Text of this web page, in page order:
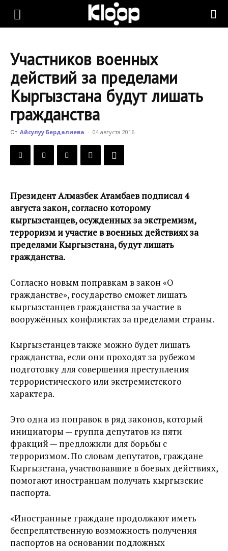
KLOOP.KG
Новости
Кыргызстана
Участников военных
действий за пределами
Кыргызстана будут лишать
гражданства
От Айсулуу Бердалиева - 04 августа 2016
Президент Алмазбек Атамбаев подписал 4
августа закон, согласно которому
кыргызстанцев, осужденных за экстремизм,
терроризм и участие в военных действиях за
пределами Кыргызстана, будут лишать
гражданства.
Согласно новым поправкам в закон «О
гражданстве», государство сможет лишать
кыргызстанцев гражданства за участие в
вооружённых конфликтах за пределами страны.
Кыргызстанцев также можно будет лишать
гражданства, если они проходят за рубежом
подготовку для совершения преступления
террористического или экстремистского
характера.
Это одна из поправок в ряд законов, который
инициаторы — группа депутатов из пяти
фракций — предложили для борьбы с
терроризмом. По словам депутатов, граждане
Кыргызстана, участвовавшие в боевых действиях,
помогают иностранцам получать кыргызские
паспорта.
«Иностранные граждане продолжают иметь
беспрепятственную возможность получения
паспортов на основании подложных